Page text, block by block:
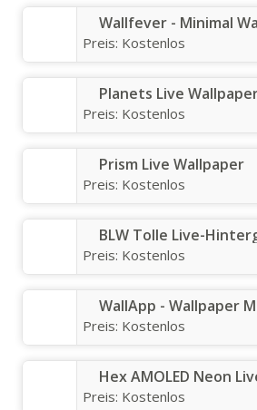
Wallfever - Minimal
Preis: Kostenlos
Planets Live
Preis: Kostenlos
Prism Live Wallpaper
Preis: Kostenlos
BLW Tolle Live-
Preis: Kostenlos
WallApp - Wallpaper
Preis: Kostenlos
Hex AMOLED Neon
Preis: Kostenlos